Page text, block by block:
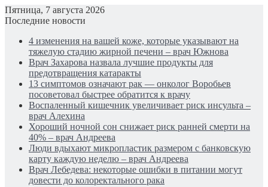
Пятница, 7 августа 2026
Последние новости
4 изменения на вашей коже, которые указывают на
тяжелую стадию жирной печени – врач Южнова
Врач Захарова назвала лучшие продукты для
предотвращения катаракты
13 симптомов означают рак — онколог Воробьев
посоветовал быстрее обратится к врачу
Воспаленный кишечник увеличивает риск инсульта –
врач Алехина
Хороший ночной сон снижает риск ранней смерти на
40% – врач Андреева
Люди вдыхают микропластик размером с банковскую
карту каждую неделю – врач Андреева
Врач Лебедева: некоторые ошибки в питании могут
довести до колоректального рака